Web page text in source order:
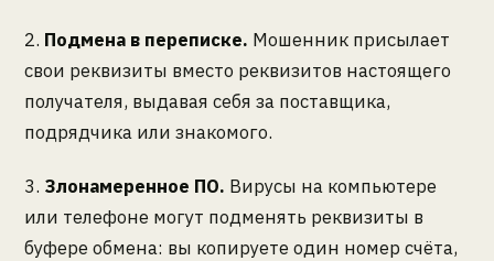
2. Подмена в переписке. Мошенник присылает
свои реквизиты вместо реквизитов настоящего
получателя, выдавая себя за поставщика,
подрядчика или знакомого.
3. Злонамеренное ПО. Вирусы на компьютере
или телефоне могут подменять реквизиты в
буфере обмена: вы копируете один номер счёта,